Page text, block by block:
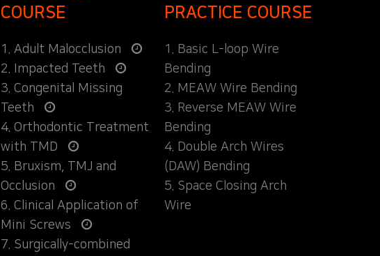
COURSE
1. Adult Malocclusion
2. Impacted Teeth
3. Congenital Missing
Teeth
4. Orthodontic Treatment
with TMD
5. Bruxism, TMJ and
Occlusion
6. Clinical Application of
Mini Screws
7. Surgically-combined
PRACTICE COURSE
1. Basic L-loop Wire
Bending
2. MEAW Wire Bending
3. Reverse MEAW Wire
Bending
4. Double Arch Wires
(DAW) Bending
5. Space Closing Arch
Wire